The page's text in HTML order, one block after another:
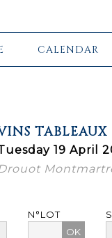
CALENDAR
TABLEAUX
19 April
N°LOT
OK